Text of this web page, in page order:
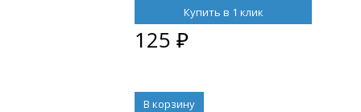
Купить в 1 клик
125 ₽
В корзину